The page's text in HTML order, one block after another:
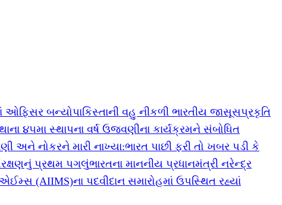
ઓફિસર બન્યોપાકિસ્તાની વહુ નીકળી ભારતીય જાસૂસપ્રકૃતિ
૪૫મા સ્થાપના વર્ષ ઉજવણીના કાર્યક્રમને સંબોધિત
અને નોકરને મારી નાખ્યા:ભારત પાછી ફરી તો ખબર પડી કે
પ્રથમ પગલુંભારતના માનનીય પ્રધાનમંત્રી નરેન્દ્ર
એઈમ્સ (AIIMS)ના પદવીદાન સમારોહમાં ઉપસ્થિત રહ્યાં